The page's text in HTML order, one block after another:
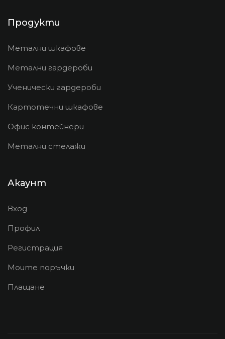
Продукти
Метални шкафове
Метални гардероби
Ученически гардероби
Картотечни шкафове
Офис контейнери
Метални стелажи
Акаунт
Вход
Профил
Регистрация
Моите поръчки
Плащане